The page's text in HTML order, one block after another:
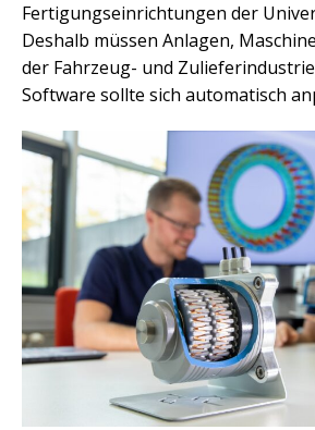
Fertigungseinrichtungen der
Deshalb müssen Anlagen,
der Fahrzeug- und
Software sollte sich automatisch